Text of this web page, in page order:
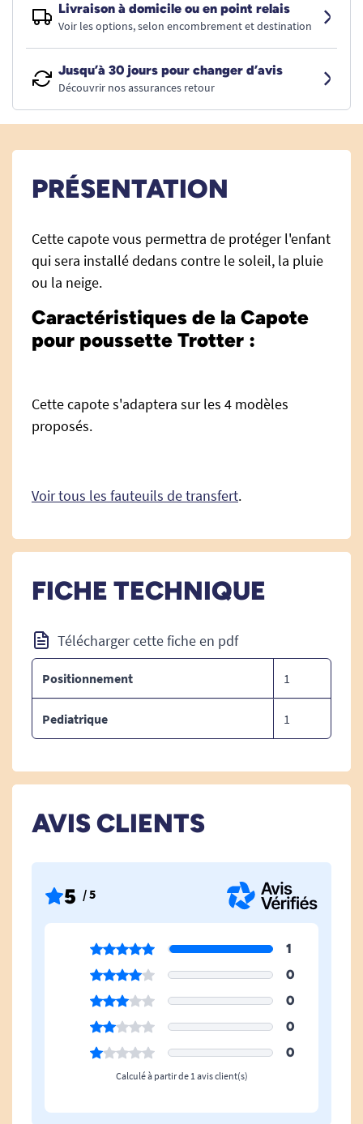
Livraison à domicile ou en point relais
Voir les options, selon encombrement et destination
Jusqu’à 30 jours pour changer d’avis
Découvrir nos assurances retour
PRÉSENTATION
Cette capote vous permettra de protéger l'enfant
qui sera installé dedans contre le soleil, la pluie
ou la neige.
Caractéristiques de la Capote
pour poussette Trotter :
Cette capote s'adaptera sur les 4 modèles
proposés.
Voir tous les fauteuils de transfert.
FICHE TECHNIQUE
Télécharger cette fiche en pdf
Positionnement 1
Pediatrique 1
AVIS CLIENTS
5 / 5
1
0
0
0
0
Calculé à partir de 1 avis client(s)